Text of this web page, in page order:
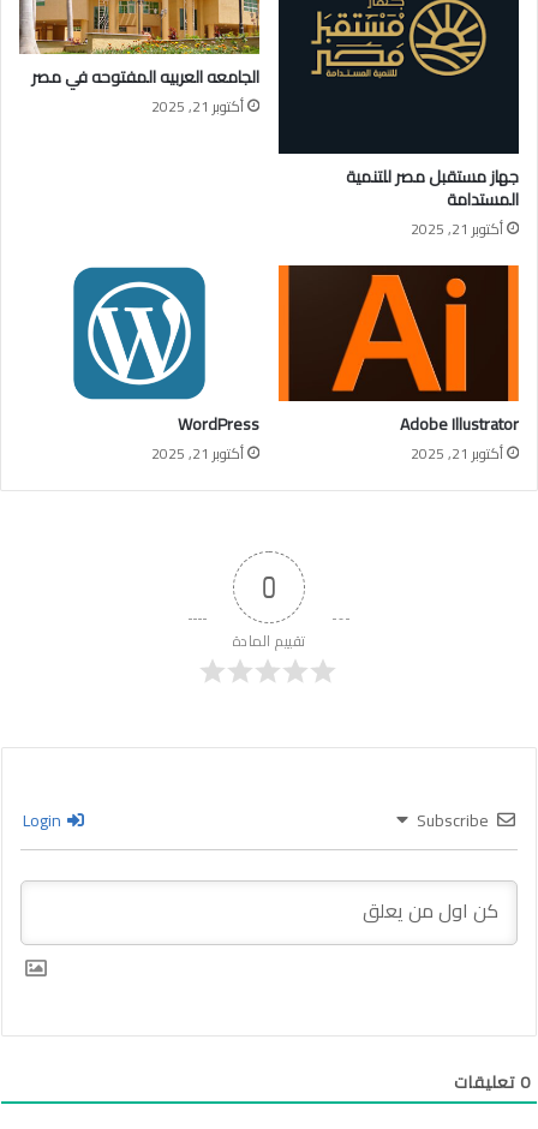
جهاز مستقبل مصر للتنمية
المستدامة
أكتوبر 21, 2025
الجامعه العربيه المفتوحه في مصر
أكتوبر 21, 2025
Adobe Illustrator
أكتوبر 21, 2025
WordPress
أكتوبر 21, 2025
0
تقييم المادة
Subscribe
0تعليقات